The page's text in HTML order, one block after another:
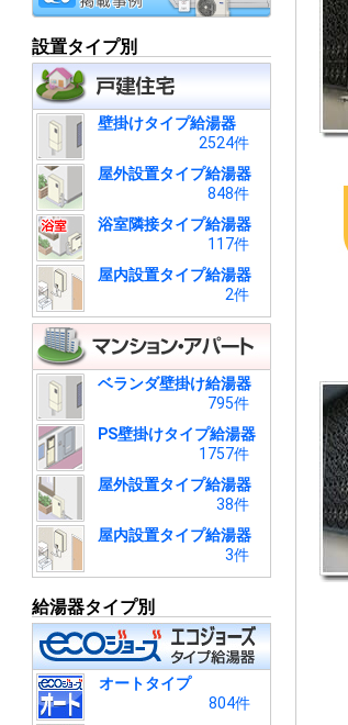
設置タイプ別
壁掛けタイプ給湯器
2524件
屋外設置タイプ給湯器
848件
浴室隣接タイプ給湯器
117件
屋内設置タイプ給湯器
2件
ベランダ壁掛け給湯器
795件
PS壁掛けタイプ給湯器
1757件
屋外設置タイプ給湯器
38件
屋内設置タイプ給湯器
3件
給湯器タイプ別
オートタイプ
804件